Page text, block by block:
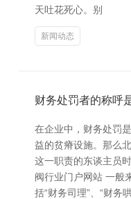
天吐花死心。别
新闻动态
财务处罚者的称呼
在企业中，财务处罚
益的贫瘠设施。那么
这一职责的东谈主员
阀行业门户网站 一般
括“财务司理”、“财务